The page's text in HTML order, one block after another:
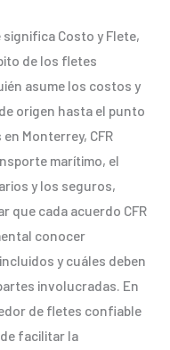
Costo y Flete,
de los fletes
asume los costos y
origen hasta el punto
Monterrey, CFR
marítimo, el
y los seguros,
que cada acuerdo CFR
conocer
y cuáles deben
involucradas. En
de fletes confiable
facilitar la